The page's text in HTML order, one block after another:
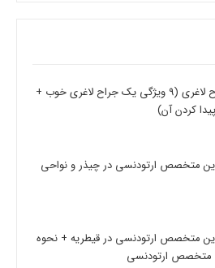
بهترین جراح لاغری (9 ویژگی یک جراح لاغری خوب +
کردن آن)
متخصص ارتودنسی در چیذر و نواحی
متخصص ارتودنسی در قیطریه + نحوه
متخصص ارتودنسی